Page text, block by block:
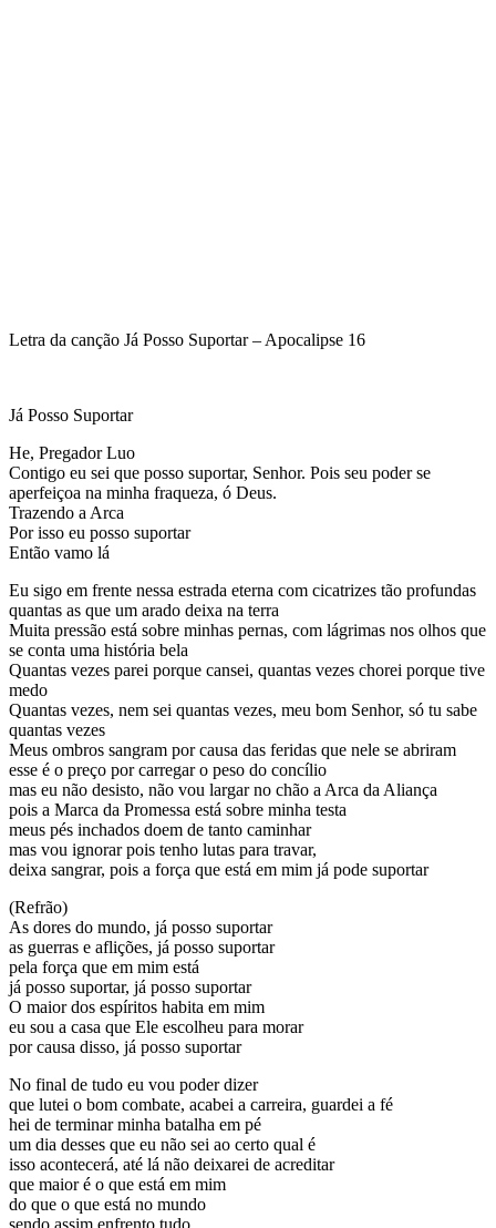
Letra da canção Já Posso Suportar – Apocalipse 16
Já Posso Suportar
He, Pregador Luo
Contigo eu sei que posso suportar, Senhor. Pois seu poder se
aperfeiçoa na minha fraqueza, ó Deus.
Trazendo a Arca
Por isso eu posso suportar
Então vamo lá
Eu sigo em frente nessa estrada eterna com cicatrizes tão profundas
quantas as que um arado deixa na terra
Muita pressão está sobre minhas pernas, com lágrimas nos olhos que
se conta uma história bela
Quantas vezes parei porque cansei, quantas vezes chorei porque tive
medo
Quantas vezes, nem sei quantas vezes, meu bom Senhor, só tu sabe
quantas vezes
Meus ombros sangram por causa das feridas que nele se abriram
esse é o preço por carregar o peso do concílio
mas eu não desisto, não vou largar no chão a Arca da Aliança
pois a Marca da Promessa está sobre minha testa
meus pés inchados doem de tanto caminhar
mas vou ignorar pois tenho lutas para travar,
deixa sangrar, pois a força que está em mim já pode suportar
(Refrão)
As dores do mundo, já posso suportar
as guerras e aflições, já posso suportar
pela força que em mim está
já posso suportar, já posso suportar
O maior dos espíritos habita em mim
eu sou a casa que Ele escolheu para morar
por causa disso, já posso suportar
No final de tudo eu vou poder dizer
que lutei o bom combate, acabei a carreira, guardei a fé
hei de terminar minha batalha em pé
um dia desses que eu não sei ao certo qual é
isso acontecerá, até lá não deixarei de acreditar
que maior é o que está em mim
do que o que está no mundo
sendo assim enfrento tudo